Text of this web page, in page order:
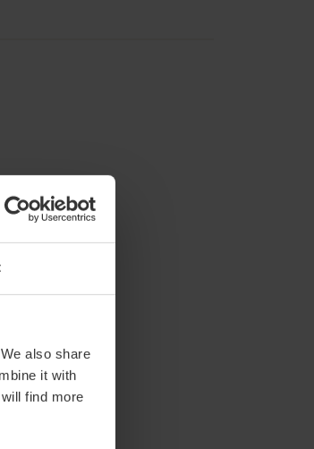
also share
it with
find more
m2:93
Banquet:45
Cocktail:100